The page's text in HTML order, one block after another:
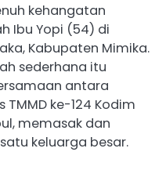
kehangatan
Ibu Yopi (54) di
Kabupaten Mimika.
sederhana itu
antara
ke-124 Kodim
memasak dan
keluarga besar.